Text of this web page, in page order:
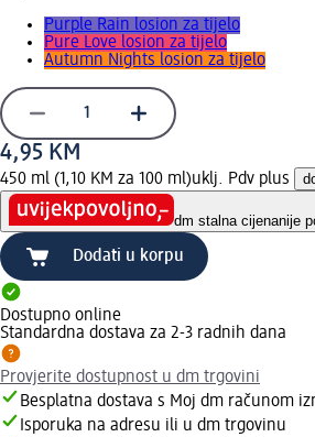
Purple Rain losion za tijelo
Pure Love losion za tijelo
Autumn Nights losion za tijelo
4,95 KM
450 ml (1,10 KM za 100 ml)uklj. Pdv plus
dm stalna cijenanije
Dodati u korpu
Dostupno online
Standardna dostava za 2-3 radnih dana
Provjerite dostupnost u dm trgovini
Besplatna dostava s Moj dm računom
Isporuka na adresu ili u dm trgovinu